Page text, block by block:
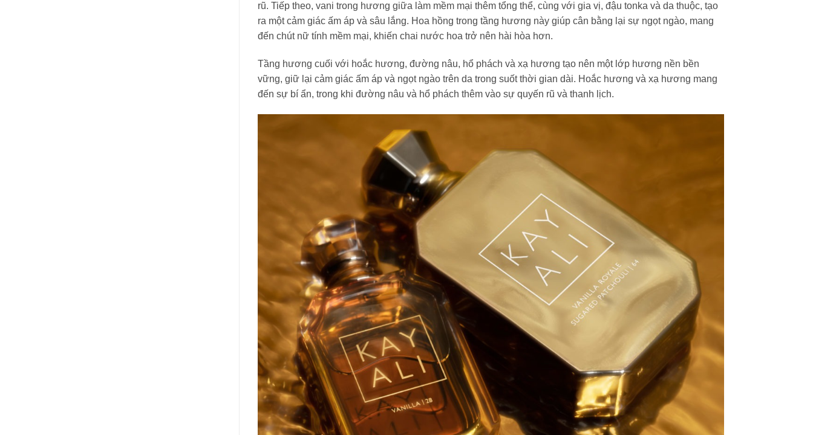
rũ. Tiếp theo, vani trong hương giữa làm mềm mại thêm tổng thể, cùng với gia vị, đậu tonka và da thuộc, tạo
ra một cảm giác ấm áp và sâu lắng. Hoa hồng trong tầng hương này giúp cân bằng lại sự ngọt ngào, mang
đến chút nữ tính mềm mại, khiến chai nước hoa trở nên hài hòa hơn.
Tầng hương cuối với hoắc hương, đường nâu, hổ phách và xạ hương tạo nên một lớp hương nền bền
vững, giữ lại cảm giác ấm áp và ngọt ngào trên da trong suốt thời gian dài. Hoắc hương và xạ hương mang
đến sự bí ẩn, trong khi đường nâu và hổ phách thêm vào sự quyến rũ và thanh lịch.